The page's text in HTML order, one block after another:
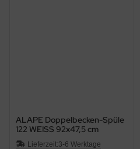
ALAPE Doppelbecken-Spüle
122 WEISS 92x47,5 cm
Lieferzeit:3-6 Werktage